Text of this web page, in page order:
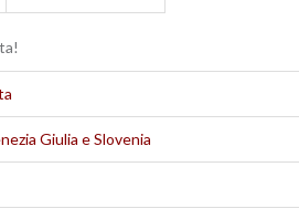
Giulia e Slovenia